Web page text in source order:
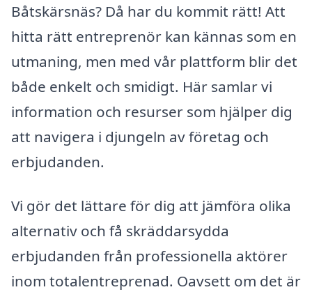
Båtskärsnäs? Då har du kommit rätt! Att
hitta rätt entreprenör kan kännas som en
utmaning, men med vår plattform blir det
både enkelt och smidigt. Här samlar vi
information och resurser som hjälper dig
att navigera i djungeln av företag och
erbjudanden.
Vi gör det lättare för dig att jämföra olika
alternativ och få skräddarsydda
erbjudanden från professionella aktörer
inom totalentreprenad. Oavsett om det är